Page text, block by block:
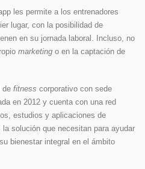
les permite a los entrenadores
lugar, con la posibilidad de
en su jornada laboral. Incluso, no
marketing o en la captación de
de fitness corporativo con sede
en 2012 y cuenta con una red
estudios y aplicaciones de
solución que necesitan para ayudar
bienestar integral en el ámbito